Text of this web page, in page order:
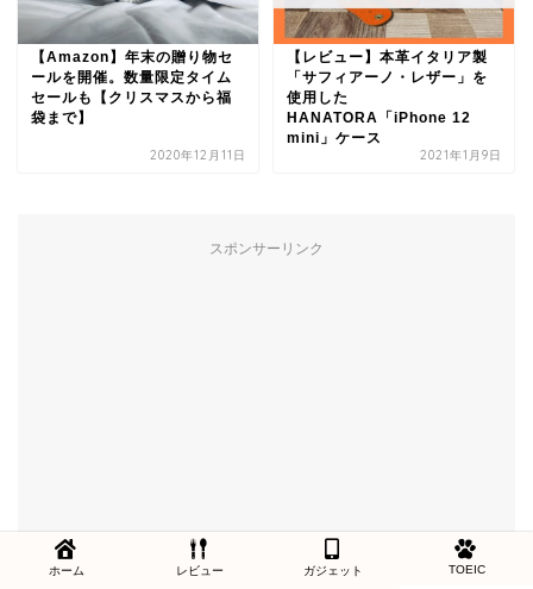
【Amazon】年末の贈り物セ
ールを開催。数量限定タイム
セールも【クリスマスから福
袋まで】
2020年12月11日
【レビュー】本革イタリア製
「サフィアーノ・レザー」を
使用した
HANATORA「iPhone 12
mini」ケース
2021年1月9日
スポンサーリンク
ホーム レビュー ガジェット TOEIC